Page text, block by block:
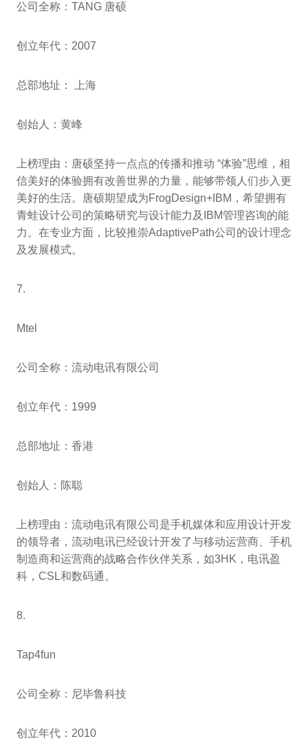
公司全称：TANG 唐硕
创立年代：2007
总部地址： 上海
创始人：黄峰
上榜理由：唐硕坚持一点点的传播和推动 “体验”思维，相
信美好的体验拥有改善世界的力量，能够带领人们步入更
美好的生活。唐硕期望成为FrogDesign+IBM，希望拥有
青蛙设计公司的策略研究与设计能力及IBM管理咨询的能
力。在专业方面，比较推崇AdaptivePath公司的设计理念
及发展模式。
7.
Mtel
公司全称：流动电讯有限公司
创立年代：1999
总部地址：香港
创始人：陈聪
上榜理由：流动电讯有限公司是手机媒体和应用设计开发
的领导者，流动电讯已经设计开发了与移动运营商、手机
制造商和运营商的战略合作伙伴关系，如3HK，电讯盈
科，CSL和数码通。
8.
Tap4fun
公司全称：尼毕鲁科技
创立年代：2010